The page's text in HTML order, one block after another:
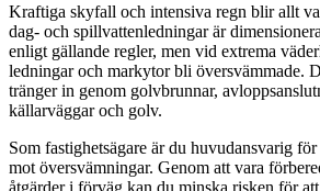
Kraftiga skyfall och intensiva regn blir allt
dag- och spillvattenledningar är
enligt gällande regler, men vid extrema
ledningar och markytor bli översvämmade.
tränger in genom golvbrunnar,
källarväggar och golv.
Som fastighetsägare är du huvudansvarig
mot översvämningar. Genom att vara
åtgärder i förväg kan du minska risken för